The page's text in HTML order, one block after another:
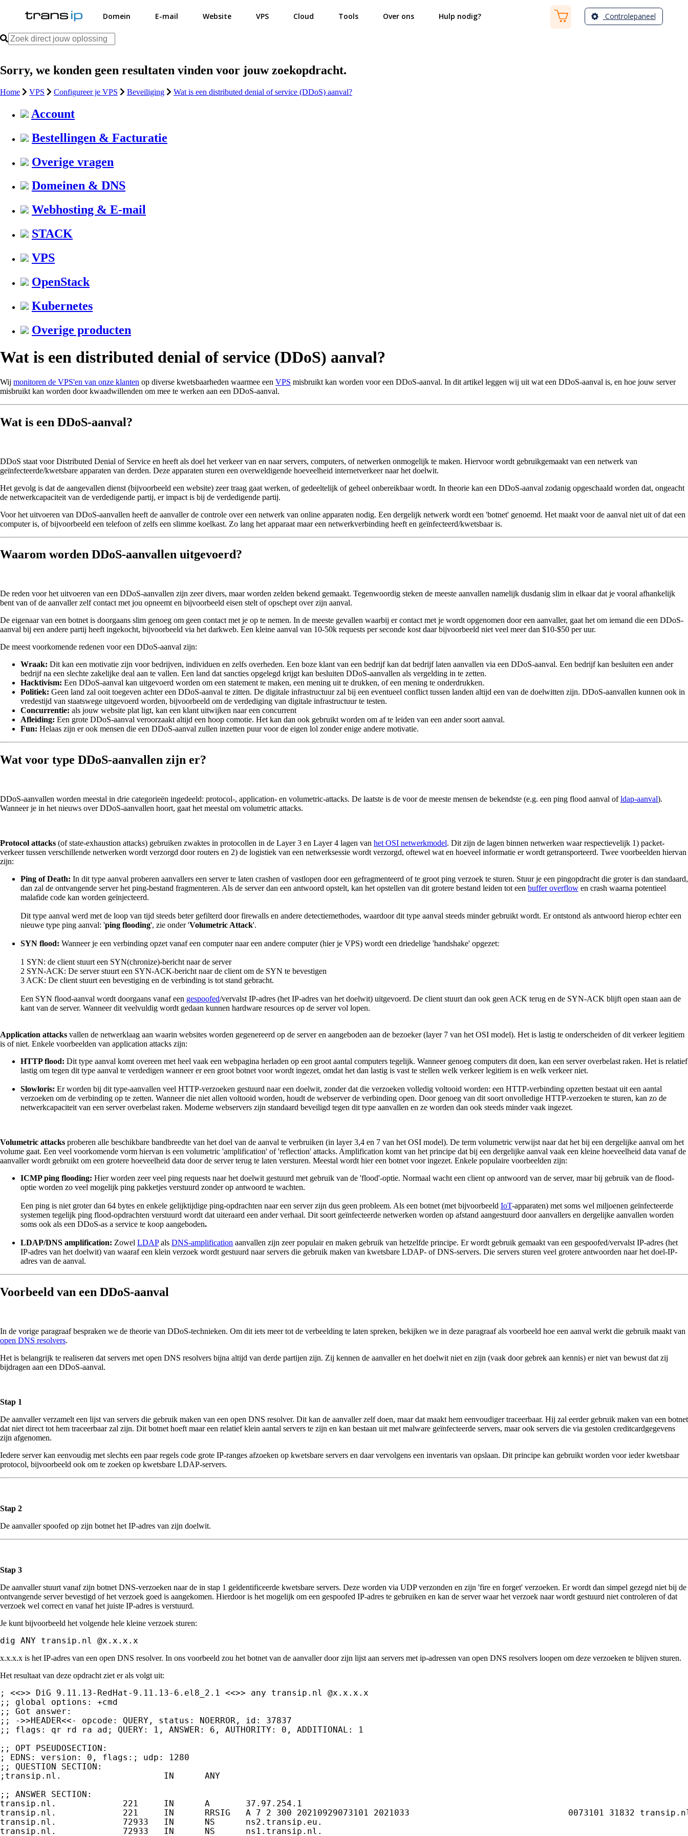
Domein E-mail Website VPS Cloud Tools Over ons Hulp nodig? Controlepaneel
Sorry, we konden geen resultaten vinden voor jouw zoekopdracht.
Home VPS Configureer je VPS Beveiliging Wat is een distributed denial of service (DDoS) aanval?
Account
Bestellingen & Facturatie
Overige vragen
Domeinen & DNS
Webhosting & E-mail
STACK
VPS
OpenStack
Kubernetes
Overige producten
Wat is een distributed denial of service (DDoS) aanval?
Wij monitoren de VPS'en van onze klanten op diverse kwetsbaarheden waarmee een VPS misbruikt kan worden voor een DDoS-aanval. In dit artikel leggen wij uit wat een DDoS-aanval is, en hoe jouw server
misbruikt kan worden door kwaadwillenden om mee te werken aan een DDoS-aanval.
Wat is een DDoS-aanval?
DDoS staat voor Distributed Denial of Service en heeft als doel het verkeer van en naar servers, computers, of netwerken onmogelijk te maken. Hiervoor wordt gebruikgemaakt van een netwerk van
geïnfecteerde/kwetsbare apparaten van derden. Deze apparaten sturen een overweldigende hoeveelheid internetverkeer naar het doelwit.
Het gevolg is dat de aangevallen dienst (bijvoorbeeld een website) zeer traag gaat werken, of gedeeltelijk of geheel onbereikbaar wordt. In theorie kan een DDoS-aanval zodanig opgeschaald worden dat, ongeacht
de netwerkcapaciteit van de verdedigende partij, er impact is bij de verdedigende partij.
Voor het uitvoeren van DDoS-aanvallen heeft de aanvaller de controle over een netwerk van online apparaten nodig. Een dergelijk netwerk wordt een 'botnet' genoemd. Het maakt voor de aanval niet uit of dat een
computer is, of bijvoorbeeld een telefoon of zelfs een slimme koelkast. Zo lang het apparaat maar een netwerkverbinding heeft en geïnfecteerd/kwetsbaar is.
Waarom worden DDoS-aanvallen uitgevoerd?
De reden voor het uitvoeren van een DDoS-aanvallen zijn zeer divers, maar worden zelden bekend gemaakt. Tegenwoordig steken de meeste aanvallen namelijk dusdanig slim in elkaar dat je vooral afhankelijk
bent van of de aanvaller zelf contact met jou opneemt en bijvoorbeeld eisen stelt of opschept over zijn aanval.
De eigenaar van een botnet is doorgaans slim genoeg om geen contact met je op te nemen. In de meeste gevallen waarbij er contact met je wordt opgenomen door een aanvaller, gaat het om iemand die een DDoS-
aanval bij een andere partij heeft ingekocht, bijvoorbeeld via het darkweb. Een kleine aanval van 10-50k requests per seconde kost daar bijvoorbeeld niet veel meer dan $10-$50 per uur.
De meest voorkomende redenen voor een DDoS-aanval zijn:
Wraak: Dit kan een motivatie zijn voor bedrijven, individuen en zelfs overheden. Een boze klant van een bedrijf kan dat bedrijf laten aanvallen via een DDoS-aanval. Een bedrijf kan besluiten een ander
bedrijf na een slechte zakelijke deal aan te vallen. Een land dat sancties opgelegd krijgt kan besluiten DDoS-aanvallen als vergelding in te zetten.
Hacktivism: Een DDoS-aanval kan uitgevoerd worden om een statement te maken, een mening uit te drukken, of een mening te onderdrukken.
Politiek: Geen land zal ooit toegeven achter een DDoS-aanval te zitten. De digitale infrastructuur zal bij een eventueel conflict tussen landen altijd een van de doelwitten zijn. DDoS-aanvallen kunnen ook in
vredestijd van staatswege uitgevoerd worden, bijvoorbeeld om de verdediging van digitale infrastructuur te testen.
Concurrentie: als jouw website plat ligt, kan een klant uitwijken naar een concurrent
Afleiding: Een grote DDoS-aanval veroorzaakt altijd een hoop comotie. Het kan dan ook gebruikt worden om af te leiden van een ander soort aanval.
Fun: Helaas zijn er ook mensen die een DDoS-aanval zullen inzetten puur voor de eigen lol zonder enige andere motivatie.
Wat voor type DDoS-aanvallen zijn er?
DDoS-aanvallen worden meestal in drie categorieën ingedeeld: protocol-, application- en volumetric-attacks. De laatste is de voor de meeste mensen de bekendste (e.g. een ping flood aanval ofldap-aanval).
Wanneer je in het nieuws over DDoS-aanvallen hoort, gaat het meestal om volumetric attacks.
Protocol attacks (of state-exhaustion attacks) gebruiken zwaktes in protocollen in de Layer 3 en Layer 4 lagen van het OSI netwerkmodel. Dit zijn de lagen binnen netwerken waar respectievelijk 1) packet-
verkeer tussen verschillende netwerken wordt verzorgd door routers en 2) de logistiek van een netwerksessie wordt verzorgd, oftewel wat en hoeveel informatie er wordt getransporteerd. Twee voorbeelden hiervan
zijn:
Ping of Death: In dit type aanval proberen aanvallers een server te laten crashen of vastlopen door een gefragmenteerd of te groot ping verzoek te sturen. Stuur je een pingopdracht die groter is dan standaard,
dan zal de ontvangende server het ping-bestand fragmenteren. Als de server dan een antwoord opstelt, kan het opstellen van dit grotere bestand leiden tot een buffer overflow en crash waarna potentieel
malafide code kan worden geïnjecteerd.
Dit type aanval werd met de loop van tijd steeds beter gefilterd door firewalls en andere detectiemethodes, waardoor dit type aanval steeds minder gebruikt wordt. Er ontstond als antwoord hierop echter een
nieuwe type ping aanval: 'ping flooding', zie onder 'Volumetric Attack'.
SYN flood: Wanneer je een verbinding opzet vanaf een computer naar een andere computer (hier je VPS) wordt een driedelige 'handshake' opgezet:
1 SYN: de client stuurt een SYN(chronize)-bericht naar de server
2 SYN-ACK: De server stuurt een SYN-ACK-bericht naar de client om de SYN te bevestigen
3 ACK: De client stuurt een bevestiging en de verbinding is tot stand gebracht.
Een SYN flood-aanval wordt doorgaans vanaf een gespoofed/vervalst IP-adres (het IP-adres van het doelwit) uitgevoerd. De client stuurt dan ook geen ACK terug en de SYN-ACK blijft open staan aan de
kant van de server. Wanneer dit veelvuldig wordt gedaan kunnen hardware resources op de server vol lopen.
Application attacks vallen de netwerklaag aan waarin websites worden gegenereerd op de server en aangeboden aan de bezoeker (layer 7 van het OSI model). Het is lastig te onderscheiden of dit verkeer legitiem
is of niet. Enkele voorbeelden van application attacks zijn:
HTTP flood: Dit type aanval komt overeen met heel vaak een webpagina herladen op een groot aantal computers tegelijk. Wanneer genoeg computers dit doen, kan een server overbelast raken. Het is relatief
lastig om tegen dit type aanval te verdedigen wanneer er een groot botnet voor wordt ingezet, omdat het dan lastig is vast te stellen welk verkeer legitiem is en welk verkeer niet.
Slowloris: Er worden bij dit type-aanvallen veel HTTP-verzoeken gestuurd naar een doelwit, zonder dat die verzoeken volledig voltooid worden: een HTTP-verbinding opzetten bestaat uit een aantal
verzoeken om de verbinding op te zetten. Wanneer die niet allen voltooid worden, houdt de webserver de verbinding open. Door genoeg van dit soort onvolledige HTTP-verzoeken te sturen, kan zo de
netwerkcapaciteit van een server overbelast raken. Moderne webservers zijn standaard beveiligd tegen dit type aanvallen en ze worden dan ook steeds minder vaak ingezet.
Volumetric attacks proberen alle beschikbare bandbreedte van het doel van de aanval te verbruiken (in layer 3,4 en 7 van het OSI model). De term volumetric verwijst naar dat het bij een dergelijke aanval om het
volume gaat. Een veel voorkomende vorm hiervan is een volumetric 'amplification' of 'reflection' attacks. Amplification komt van het principe dat bij een dergelijke aanval vaak een kleine hoeveelheid data vanaf de
aanvaller wordt gebruikt om een grotere hoeveelheid data door de server terug te laten versturen. Meestal wordt hier een botnet voor ingezet. Enkele populaire voorbeelden zijn:
ICMP ping flooding: Hier worden zeer veel ping requests naar het doelwit gestuurd met gebruik van de 'flood'-optie. Normaal wacht een client op antwoord van de server, maar bij gebruik van de flood-
optie worden zo veel mogelijk ping pakketjes verstuurd zonder op antwoord te wachten.
Een ping is niet groter dan 64 bytes en enkele gelijktijdige ping-opdrachten naar een server zijn dus geen probleem. Als een botnet (met bijvoorbeeld IoT-apparaten) met soms wel miljoenen geïnfecteerde
systemen tegelijk ping flood-opdrachten verstuurd wordt dat uiteraard een ander verhaal. Dit soort geïnfecteerde netwerken worden op afstand aangestuurd door aanvallers en dergelijke aanvallen worden
soms ook als een DDoS-as a service te koop aangeboden.
LDAP/DNS amplification: Zowel LDAPals DNS-amplification aanvallen zijn zeer populair en maken gebruik van hetzelfde principe. Er wordt gebruik gemaakt van een gespoofed/vervalst IP-adres (het
IP-adres van het doelwit) van waaraf een klein verzoek wordt gestuurd naar servers die gebruik maken van kwetsbare LDAP- of DNS-servers. Die servers sturen veel grotere antwoorden naar het doel-IP-
adres van de aanval.
Voorbeeld van een DDoS-aanval
In de vorige paragraaf bespraken we de theorie van DDoS-technieken. Om dit iets meer tot de verbeelding te laten spreken, bekijken we in deze paragraaf als voorbeeld hoe een aanval werkt die gebruik maakt van
open DNS resolvers.
Het is belangrijk te realiseren dat servers met open DNS resolvers bijna altijd van derde partijen zijn. Zij kennen de aanvaller en het doelwit niet en zijn (vaak door gebrek aan kennis) er niet van bewust dat zij
bijdragen aan een DDoS-aanval.
Stap 1
De aanvaller verzamelt een lijst van servers die gebruik maken van een open DNS resolver. Dit kan de aanvaller zelf doen, maar dat maakt hem eenvoudiger traceerbaar. Hij zal eerder gebruik maken van een botnet
dat niet direct tot hem traceerbaar zal zijn. Dit botnet hoeft maar een relatief klein aantal servers te zijn en kan bestaan uit met malware geïnfecteerde servers, maar ook servers die via gestolen creditcardgegevens
zijn afgenomen.
Iedere server kan eenvoudig met slechts een paar regels code grote IP-ranges afzoeken op kwetsbare servers en daar vervolgens een inventaris van opslaan. Dit principe kan gebruikt worden voor ieder kwetsbaar
protocol, bijvoorbeeld ook om te zoeken op kwetsbare LDAP-servers.
Stap 2
De aanvaller spoofed op zijn botnet het IP-adres van zijn doelwit.
Stap 3
De aanvaller stuurt vanaf zijn botnet DNS-verzoeken naar de in stap 1 geïdentificeerde kwetsbare servers. Deze worden via UDP verzonden en zijn 'fire en forget' verzoeken. Er wordt dan simpel gezegd niet bij de
ontvangende server bevestigd of het verzoek goed is aangekomen. Hierdoor is het mogelijk om een gespoofed IP-adres te gebruiken en kan de server waar het verzoek naar wordt gestuurd niet controleren of dat
verzoek wel correct en vanaf het juiste IP-adres is verstuurd.
Je kunt bijvoorbeeld het volgende hele kleine verzoek sturen:
dig ANY transip.nl @x.x.x.x
x.x.x.x is het IP-adres van een open DNS resolver. In ons voorbeeld zou het botnet van de aanvaller door zijn lijst aan servers met ip-adressen van open DNS resolvers loopen om deze verzoeken te blijven sturen.
Het resultaat van deze opdracht ziet er als volgt uit:
; <<>> DiG 9.11.13-RedHat-9.11.13-6.el8_2.1 <<>> any transip.nl @x.x.x.x
;; global options: +cmd
;; Got answer:
;; ->>HEADER<<- opcode: QUERY, status: NOERROR, id: 37837
;; flags: qr rd ra ad; QUERY: 1, ANSWER: 6, AUTHORITY: 0, ADDITIONAL: 1
;; OPT PSEUDOSECTION:
; EDNS: version: 0, flags:; udp: 1280
;; QUESTION SECTION:
;transip.nl.                    IN      ANY
;; ANSWER SECTION:
transip.nl.             221     IN      A       37.97.254.1
transip.nl.             221     IN      RRSIG   A 7 2 300 20210929073101 2021033                               0073101 31832 transip.nl.
transip.nl.             72933   IN      NS      ns2.transip.eu.
transip.nl.             72933   IN      NS      ns1.transip.nl.